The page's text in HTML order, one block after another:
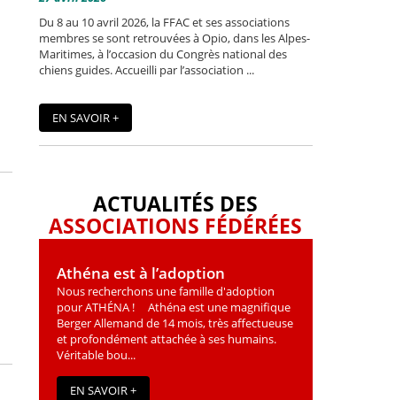
Du 8 au 10 avril 2026, la FFAC et ses associations
membres se sont retrouvées à Opio, dans les Alpes-
Maritimes, à l’occasion du Congrès national des
chiens guides. Accueilli par l’association ...
EN SAVOIR +
ACTUALITÉS DES
ASSOCIATIONS FÉDÉRÉES
Athéna est à l’adoption
Nous recherchons une famille d'adoption
pour ATHÉNA ! Athéna est une magniﬁque
Berger Allemand de 14 mois, très affectueuse
et profondément attachée à ses humains.
Véritable bou...
EN SAVOIR +